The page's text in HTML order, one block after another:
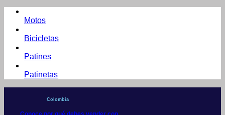
Motos
Bicicletas
Patines
Patinetas
Colombia